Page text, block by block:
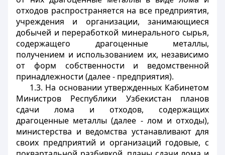
отходов распространяется на все предприятия,
учреждения и организации, занимающиеся
добычей и переработкой минерального сырья,
содержащего драгоценные металлы,
получением и использованием их, независимо
от форм собственности и ведомственной
принадлежности (далее - предприятия).
1.3. На основании утвержденных Кабинетом
Министров Республики Узбекистан планов
сдачи лома и отходов, содержащих
драгоценные металлы (далее - лом и отходы),
министерства и ведомства устанавливают для
своих предприятий и организаций годовые, с